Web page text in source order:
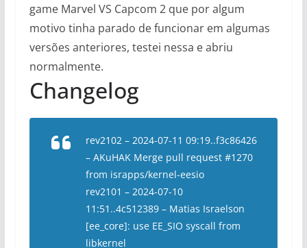
game Marvel VS Capcom 2 que por algum
motivo tinha parado de funcionar em algumas
versões anteriores, testei nessa e abriu
normalmente.
Changelog
rev2102 – 2024-07-11 09:19..f3c86426
– AKuHAK Merge pull request #1270
from israpps/kernel-eesio
rev2101 – 2024-07-10
11:51..4c512389 – Matias Israelson
[ee_core]: use EE_SIO syscall from
libkernel